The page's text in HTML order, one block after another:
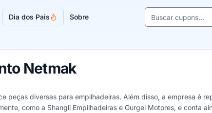
Dia dos Pais Sobre
Buscar cupons e
Netmak
peças diversas para empilhadeiras. Além disso, a empresa é
como a Shangli Empilhadeiras e Gurgel Motores, e conta